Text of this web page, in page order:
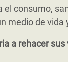
de
en situación
hemos
de
consumo,
medio de
a rehacer sus